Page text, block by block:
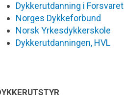
Dykkerutdanning i Forsvaret
Norges Dykkeforbund
Norsk Yrkesdykkerskole
Dykkerutdanningen, HVL